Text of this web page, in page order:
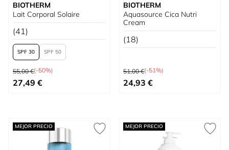
BIOTHERM
Lait Corporal Solaire
(41)
SPF 30 SPF 50
Precio habitual
55,00 €(-50%)
Tan bajo como
27,49 €
BIOTHERM
Aquasource Cica Nutri
Cream
(18)
Precio habitual
51,00 €(-51%)
Precio especial
24,93 €
MEJOR PRECIO MEJOR PRECIO